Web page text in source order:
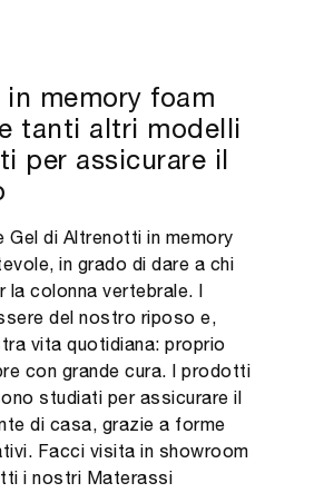
memory foam
tanti altri modelli
per assicurare il
Gel di Altrenotti in memory
in grado di dare a chi
colonna vertebrale. I
del nostro riposo e,
vita quotidiana: proprio
con grande cura. I prodotti
studiati per assicurare il
di casa, grazie a forme
Facci visita in showroom
i nostri Materassi